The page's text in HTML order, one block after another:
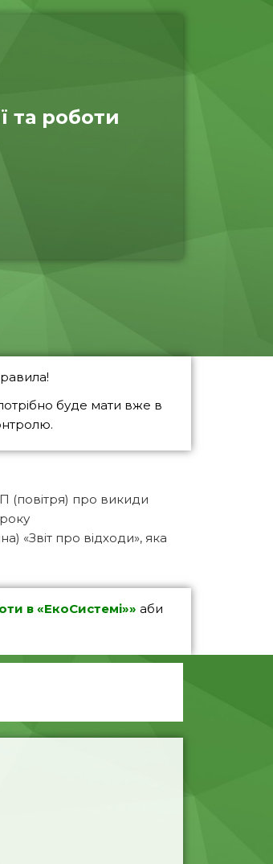
та роботи
буде мати вже в
(повітря) про викиди
«Звіт про відходи», яка
в «ЕкоСистемі»» аби